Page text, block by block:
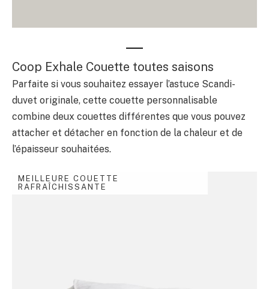
Coop Exhale Couette toutes saisons
Parfaite si vous souhaitez essayer l’astuce Scandi-
duvet originale, cette couette personnalisable
combine deux couettes différentes que vous pouvez
attacher et détacher en fonction de la chaleur et de
l’épaisseur souhaitées.
MEILLEURE COUETTE
RAFRAÎCHISSANTE